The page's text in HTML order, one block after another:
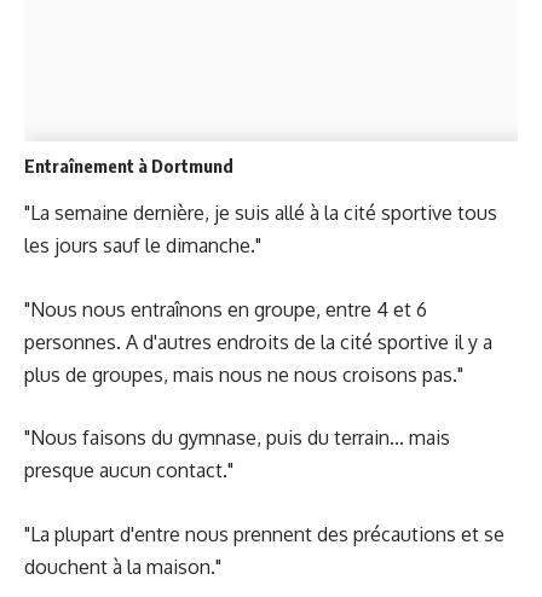
Entraînement à Dortmund
"La semaine dernière, je suis allé à la cité sportive tous
les jours sauf le dimanche."
"Nous nous entraînons en groupe, entre 4 et 6
personnes. A d'autres endroits de la cité sportive il y a
plus de groupes, mais nous ne nous croisons pas."
"Nous faisons du gymnase, puis du terrain... mais
presque aucun contact."
"La plupart d'entre nous prennent des précautions et se
douchent à la maison."